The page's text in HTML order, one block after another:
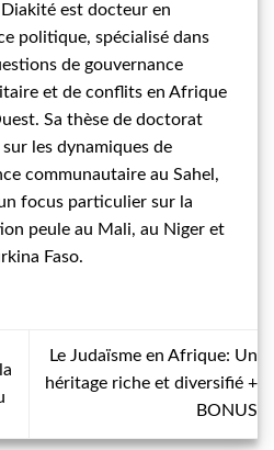
Diakité est docteur en
politique, spécialisé dans
de gouvernance
et de conflits en Afrique
Sa thèse de doctorat
les dynamiques de
communautaire au Sahel,
focus particulier sur la
peule au Mali, au Niger et
Faso.
Le Judaïsme en Afrique: Un
héritage riche et diversifié +
BONUS